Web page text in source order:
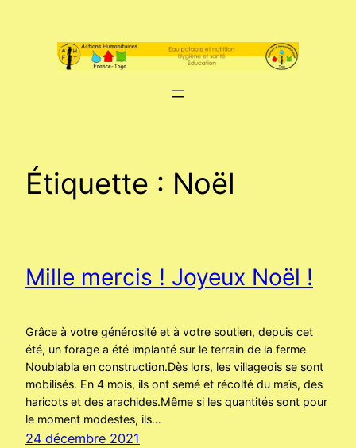
Étiquette : Noël
Mille mercis ! Joyeux Noël !
Grâce à votre générosité et à votre soutien, depuis cet
été, un forage a été implanté sur le terrain de la ferme
Noublabla en construction.Dès lors, les villageois se sont
mobilisés. En 4 mois, ils ont semé et récolté du maïs, des
haricots et des arachides.Même si les quantités sont pour
le moment modestes, ils…
24 décembre 2021